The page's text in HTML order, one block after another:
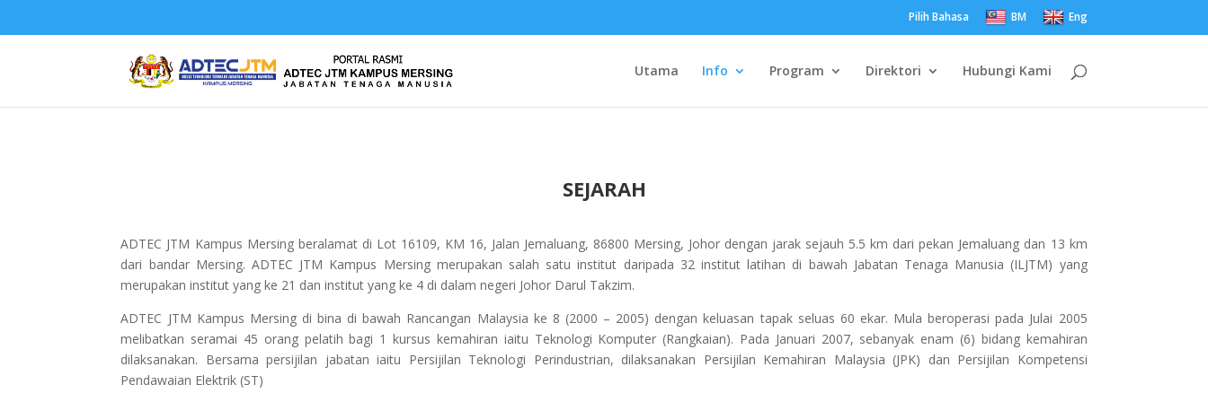
Pilih Bahasa BM Eng
Utama Info Program Direktori Hubungi Kami
SEJARAH
ADTEC JTM Kampus Mersing beralamat di Lot 16109, KM 16, Jalan Jemaluang, 86800 Mersing, Johor dengan jarak sejauh 5.5 km dari pekan Jemaluang dan 13 km
dari bandar Mersing. ADTEC JTM Kampus Mersing merupakan salah satu institut daripada 32 institut latihan di bawah Jabatan Tenaga Manusia (ILJTM) yang
merupakan institut yang ke 21 dan institut yang ke 4 di dalam negeri Johor Darul Takzim.
ADTEC JTM Kampus Mersing di bina di bawah Rancangan Malaysia ke 8 (2000 – 2005) dengan keluasan tapak seluas 60 ekar. Mula beroperasi pada Julai 2005
melibatkan seramai 45 orang pelatih bagi 1 kursus kemahiran iaitu Teknologi Komputer (Rangkaian). Pada Januari 2007, sebanyak enam (6) bidang kemahiran
dilaksanakan. Bersama persijilan jabatan iaitu Persijilan Teknologi Perindustrian, dilaksanakan Persijilan Kemahiran Malaysia (JPK) dan Persijilan Kompetensi
Pendawaian Elektrik (ST)